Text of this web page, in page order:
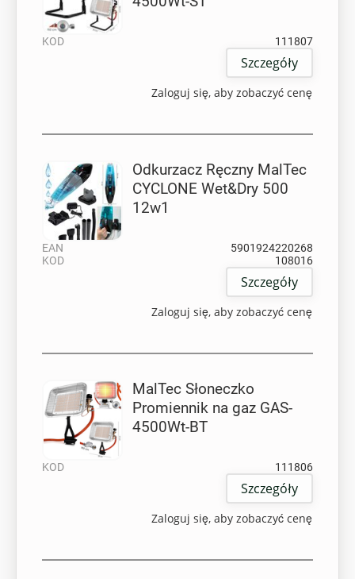
KOD 111807
Szczegóły
Zaloguj się, aby zobaczyć cenę
Odkurzacz Ręczny MalTec
CYCLONE Wet&Dry 500
12w1
EAN
5901924220268
KOD
108016
Szczegóły
Zaloguj się, aby zobaczyć cenę
MalTec Słoneczko
Promiennik na gaz GAS-
4500Wt-BT
KOD 111806
Szczegóły
Zaloguj się, aby zobaczyć cenę